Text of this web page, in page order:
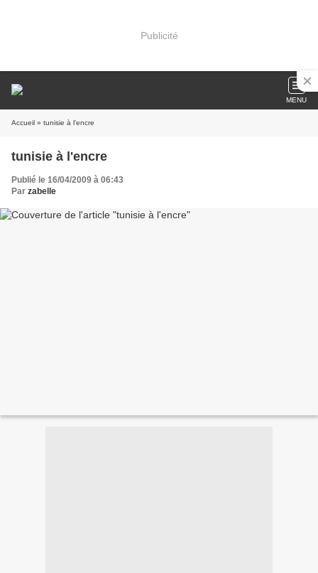
Publicité
MENU
Accueil » tunisie à l'encre
tunisie à l'encre
Publié le 16/04/2009 à 06:43
Par zabelle